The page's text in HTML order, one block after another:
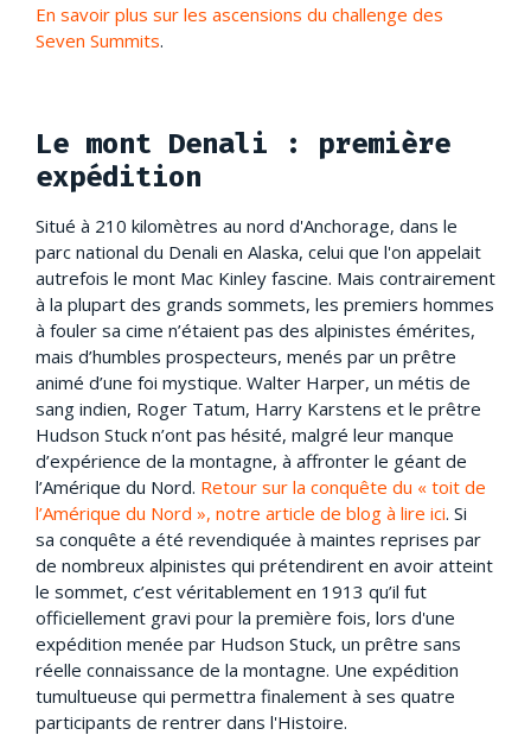
En savoir plus sur les ascensions du challenge des
Seven Summits.
Le mont Denali : première
expédition
Situé à 210 kilomètres au nord d'Anchorage, dans le
parc national du Denali en Alaska, celui que l'on appelait
autrefois le mont Mac Kinley fascine. Mais contrairement
à la plupart des grands sommets, les premiers hommes
à fouler sa cime n’étaient pas des alpinistes émérites,
mais d’humbles prospecteurs, menés par un prêtre
animé d’une foi mystique. Walter Harper, un métis de
sang indien, Roger Tatum, Harry Karstens et le prêtre
Hudson Stuck n’ont pas hésité, malgré leur manque
d’expérience de la montagne, à affronter le géant de
l’Amérique du Nord. Retour sur la conquête du « toit de
l’Amérique du Nord », notre article de blog à lire ici. Si
sa conquête a été revendiquée à maintes reprises par
de nombreux alpinistes qui prétendirent en avoir atteint
le sommet, c’est véritablement en 1913 qu’il fut
officiellement gravi pour la première fois, lors d'une
expédition menée par Hudson Stuck, un prêtre sans
réelle connaissance de la montagne. Une expédition
tumultueuse qui permettra finalement à ses quatre
participants de rentrer dans l'Histoire.